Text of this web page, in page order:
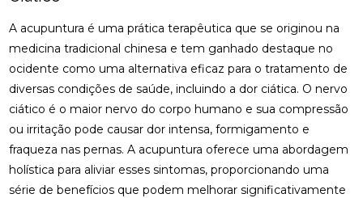
A acupuntura é uma prática terapêutica que se originou na
medicina tradicional chinesa e tem ganhado destaque no
ocidente como uma alternativa eficaz para o tratamento de
diversas condições de saúde, incluindo a dor ciática. O nervo
ciático é o maior nervo do corpo humano e sua compressão
ou irritação pode causar dor intensa, formigamento e
fraqueza nas pernas. A acupuntura oferece uma abordagem
holística para aliviar esses sintomas, proporcionando uma
série de benefícios que podem melhorar significativamente
ACUPUNTURA PARA ENXAQUECA: ALÍVIO EFICAZ
ACUPUNTURA PARA ENXAQUECA: ALÍVIO NATURAL
ACUPUNTURA PARA NERVO CIÁTICO: ALÍVIO EFICAZ
PARA A DOR E MELHORA DA MOBILIDADE
ACUPUNTURA PARA NERVO CIÁTICO: ALÍVIO
EFICAZ PARA DOR E MELHORA DA MOBILIDADE
quiropraxia RJ quiropraxia cervical
quiropraxia em Niterói quiropraxia nervo ciático
quiropraxia para joelho quiropraxia para nervo ciático
quiropraxia perto quiropraxia perto de mim
rpg escoliose